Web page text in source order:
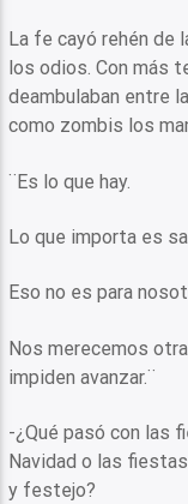
La fe cayó rehén de
los odios. Con más
deambulaban entre
como zombis los
¨Es lo que hay.
Lo que importa es
Eso no es para
Nos merecemos
impiden avanzar.¨
-¿Qué pasó con las
Navidad o las
y festejo?